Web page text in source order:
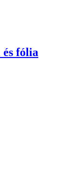
és fólia